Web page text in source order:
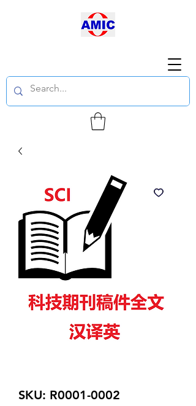
SKU: R0001-0002